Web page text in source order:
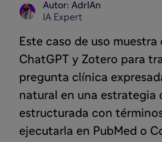
Autor: AdrIAn
IA Expert
Este caso de uso
ChatGPT y Zotero para
pregunta clínica
natural en una estrategia
estructurada con
ejecutarla en PubMed o